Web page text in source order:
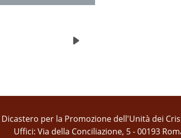
Dicastero per la Promozione dell'Unità dei
Uffici: Via della Conciliazione, 5 - 00193